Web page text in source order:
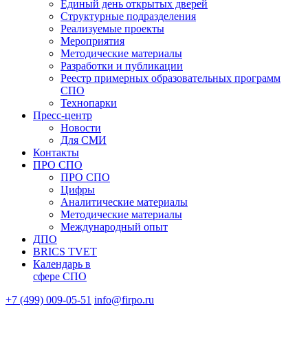
Единый день открытых дверей
Структурные подразделения
Реализуемые проекты
Мероприятия
Методические материалы
Разработки и публикации
Реестр примерных образовательных программ
СПО
Технопарки
Пресс-центр
Новости
Для СМИ
Контакты
ПРО СПО
ПРО СПО
Цифры
Аналитические материалы
Методические материалы
Международный опыт
ДПО
BRICS TVET
Календарь в
сфере СПО
+7 (499) 009-05-51 info@firpo.ru